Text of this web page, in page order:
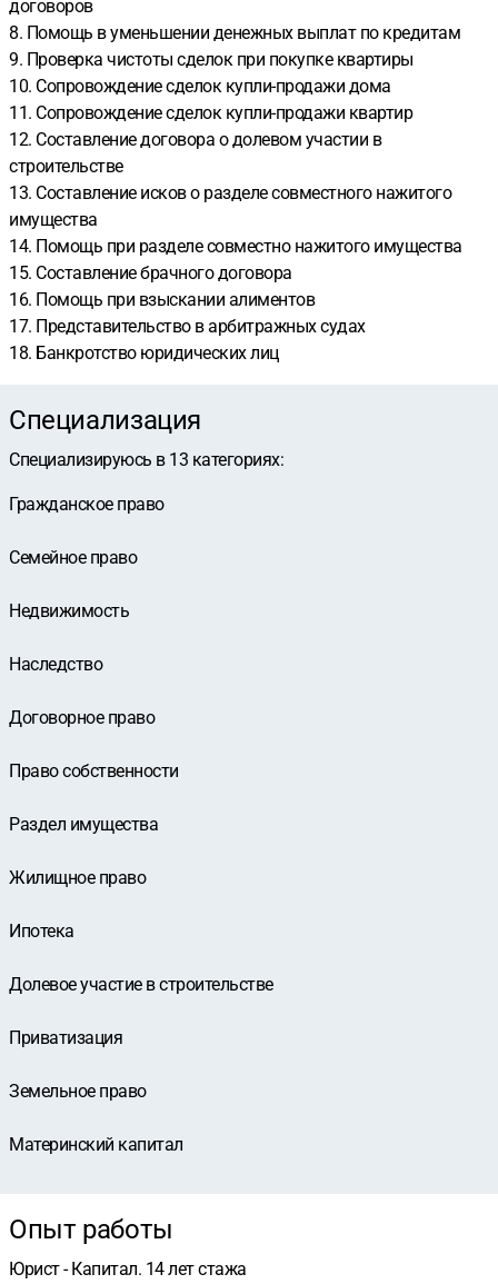
договоров
8. Помощь в уменьшении денежных выплат по кредитам
9. Проверка чистоты сделок при покупке квартиры
10. Сопровождение сделок купли-продажи дома
11. Сопровождение сделок купли-продажи квартир
12. Составление договора о долевом участии в
строительстве
13. Составление исков о разделе совместного нажитого
имущества
14. Помощь при разделе совместно нажитого имущества
15. Составление брачного договора
16. Помощь при взыскании алиментов
17. Представительство в арбитражных судах
18. Банкротство юридических лиц
Специализация
Специализируюсь в 13 категориях:
Гражданское право
Семейное право
Недвижимость
Наследство
Договорное право
Право собственности
Раздел имущества
Жилищное право
Ипотека
Долевое участие в строительстве
Приватизация
Земельное право
Материнский капитал
Опыт работы
Юрист - Капитал. 14 лет стажа